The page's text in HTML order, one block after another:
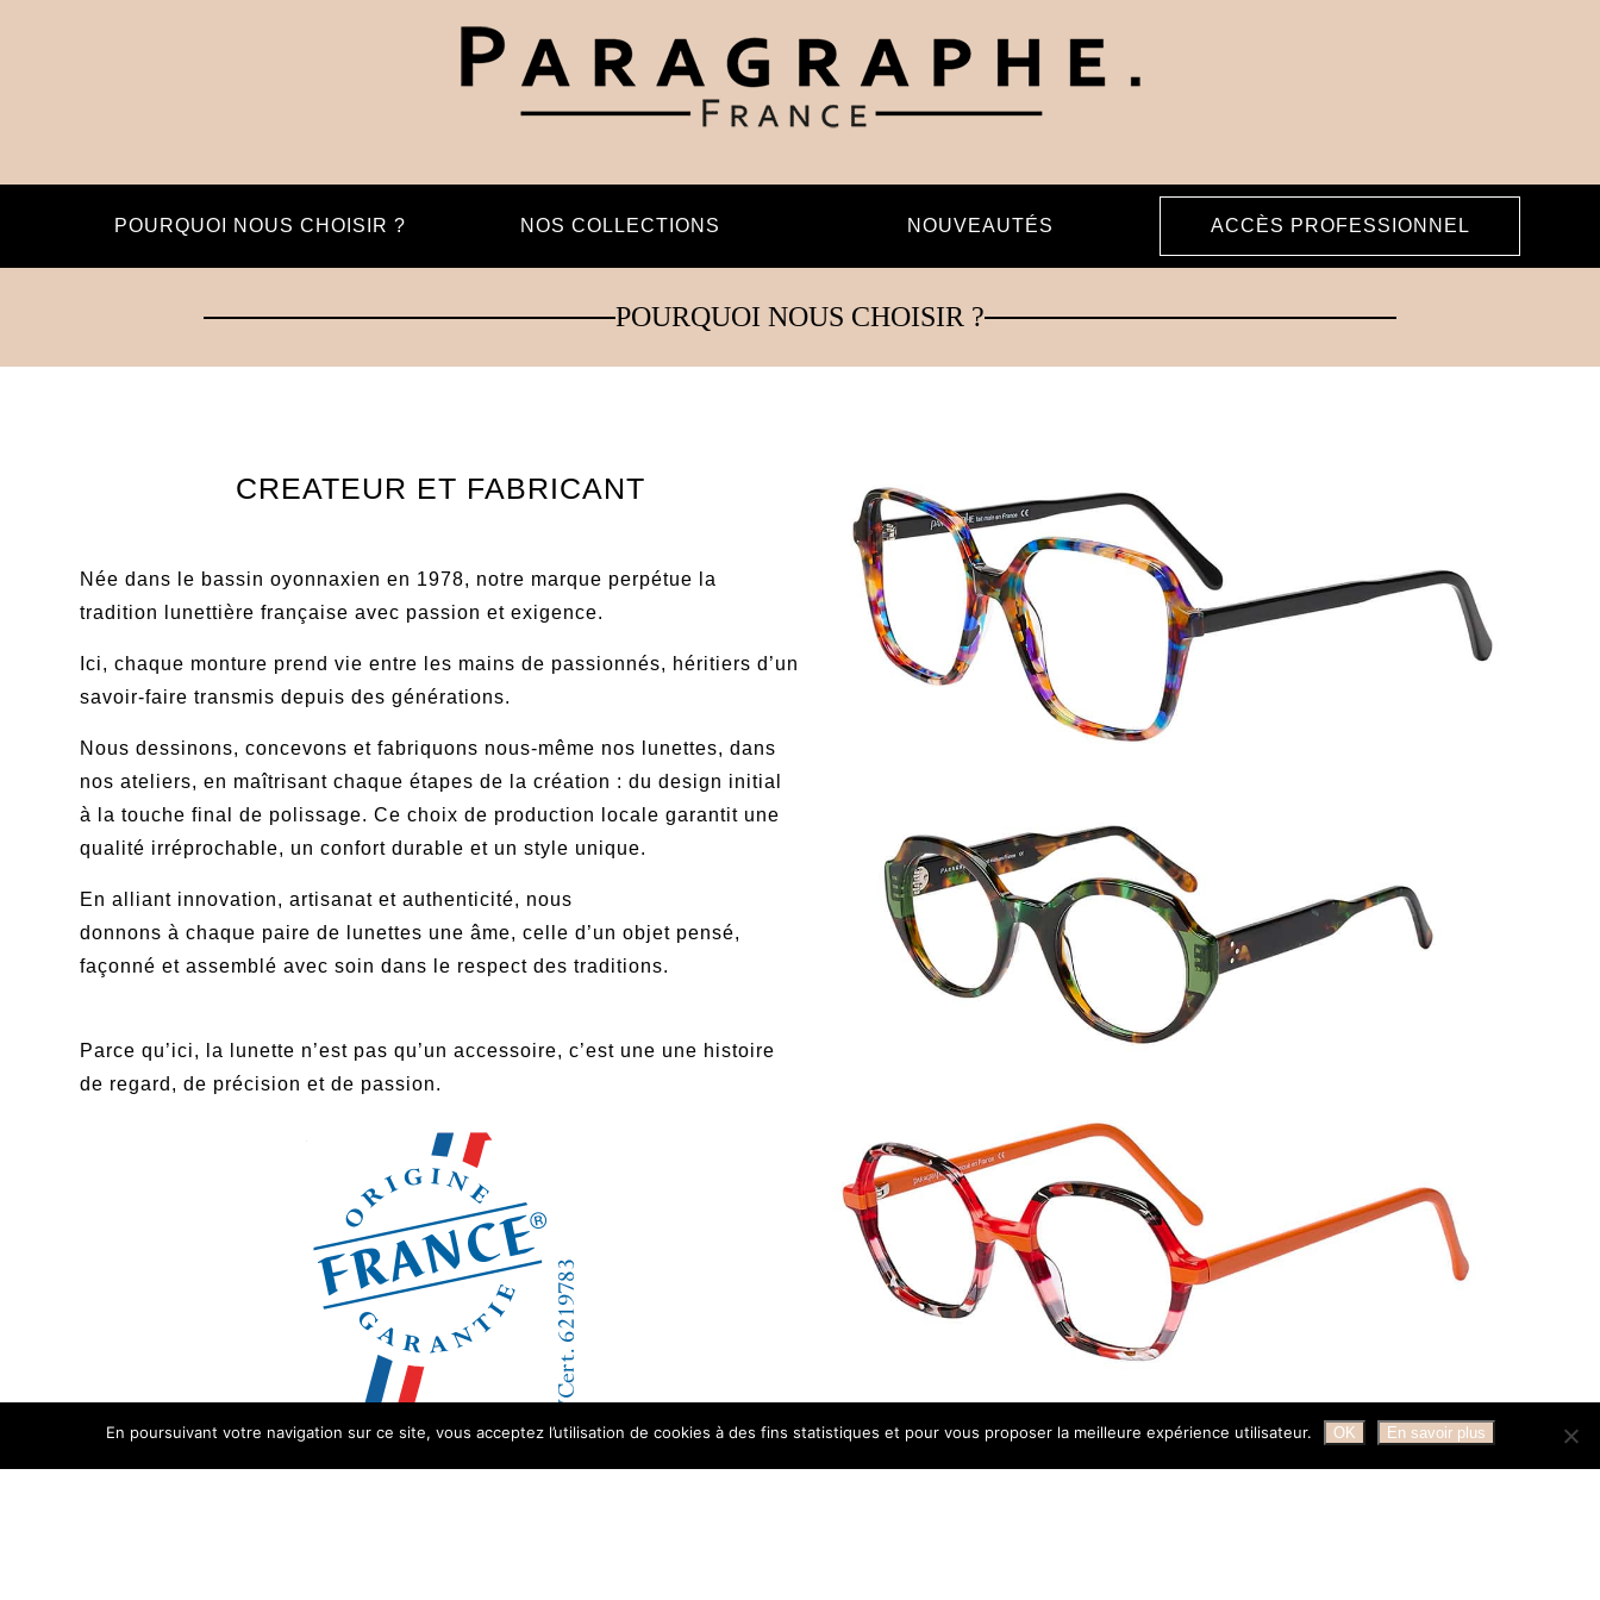
POURQUOI NOUS CHOISIR ? NOS COLLECTIONS NOUVEAUTÉS ACCÈS PROFESSIONNEL
POURQUOI NOUS CHOISIR ?
CREATEUR ET FABRICANT
Née dans le bassin oyonnaxien en 1978, notre marque perpétue la
tradition lunettière française avec passion et exigence.
Ici, chaque monture prend vie entre les mains de passionnés, héritiers d’un
savoir-faire transmis depuis des générations.
Nous dessinons, concevons et fabriquons nous-même nos lunettes, dans
nos ateliers, en maîtrisant chaque étapes de la création : du design initial
à la touche final de polissage. Ce choix de production locale garantit une
qualité irréprochable, un confort durable et un style unique.
En alliant innovation, artisanat et authenticité, nous
donnons à chaque paire de lunettes une âme, celle d’un objet pensé,
façonné et assemblé avec soin dans le respect des traditions.
Parce qu’ici, la lunette n’est pas qu’un accessoire, c’est une une histoire
de regard, de précision et de passion.
En poursuivant votre navigation sur ce site, vous acceptez l’utilisation de cookies à des fins statistiques et pour vous proposer la meilleure expérience utilisateur. OK En savoir plus